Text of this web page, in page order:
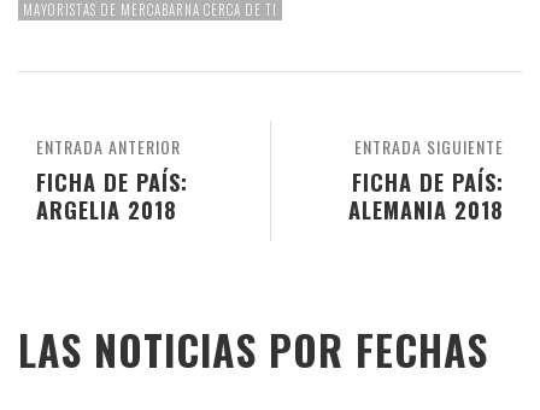
MAYORISTAS DE MERCABARNA CERCA DE TI
ENTRADA SIGUIENTE
FICHA DE PAÍS:
ALEMANIA 2018
ENTRADA ANTERIOR
FICHA DE PAÍS:
ARGELIA 2018
LAS NOTICIAS POR FECHAS